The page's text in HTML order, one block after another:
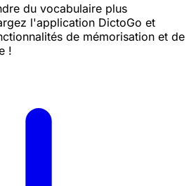
du vocabulaire plus
l'application DictoGo et
de mémorisation et de
!